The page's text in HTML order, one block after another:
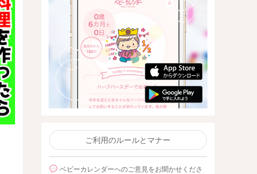
ご利用のルールとマナー
ベビーカレンダーへのご意見をお聞かせくださ